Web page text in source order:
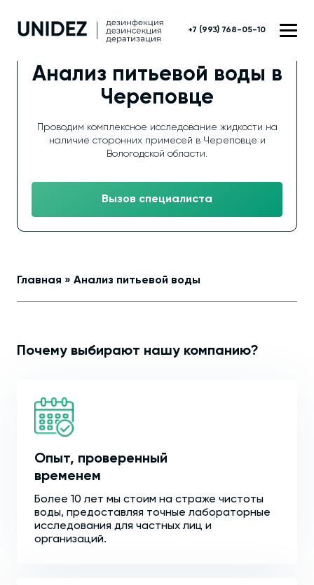
+7 (993) 768-05-10
Анализ питьевой воды в
Череповце
Проводим комплексное исследование жидкости на
наличие сторонних примесей в Череповце и
Вологодской области.
Вызов специалиста
Главная » Анализ питьевой воды
Почему выбирают нашу компанию?
Опыт, проверенный
временем
Более 10 лет мы стоим на страже чистоты
воды, предоставляя точные лабораторные
исследования для частных лиц и
организаций.